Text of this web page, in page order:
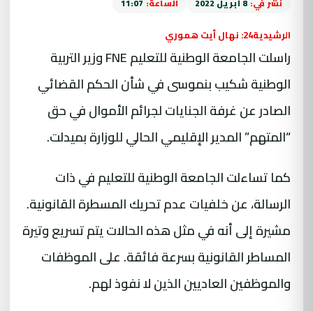
الرشيدية24: نهال أيت هموري
راسلت الجامعة الوطنية للتعليم FNE وزير التربية
الوطنية شكيببنموسىفي شأن الحكم القضائي
الصادر عن غرفة الجنايات لجرائم الأموال في حق
“المتهم” المدير الإقليمي الحالي للوزارةبميدلت.
كما تساءلت الجامعة الوطنية للتعليم في ذات
الرسالة، عن خلفيات عدم تحريك المسطرة القانونية.
مشيرة إلى أنه في مثل هذه الحالات يتم تسريع وتيرة
المساطر القانونية بسرعة فائقة. على الموظفات
والموظفين العاديين الذين لا نفوذ لهم.